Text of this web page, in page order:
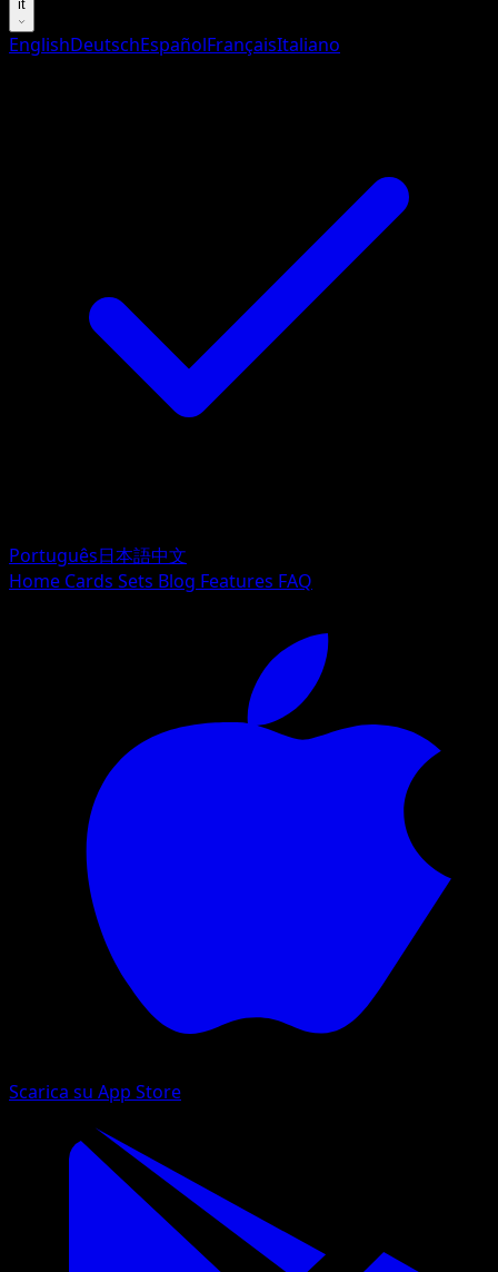
it
EnglishDeutschEspañolFrançaisItaliano
Português日本語中文
Home Cards Sets Blog Features FAQ
Scarica su App Store